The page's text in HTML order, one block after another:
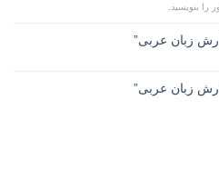
را بنویسید.
زبان عربی”
زبان عربی”